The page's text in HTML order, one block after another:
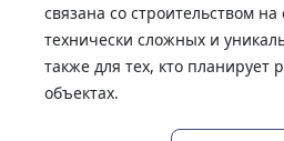
связана со строительством
технически сложных и
также для тех, кто планирует
объектах.